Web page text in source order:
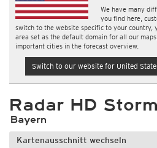
We have many
you find here,
switch to the website specific to your
area set as the default domain for all our
important cities in the forecast overview.
Switch to our website for United
Radar HD
Bayern
Kartenausschnitt wechseln